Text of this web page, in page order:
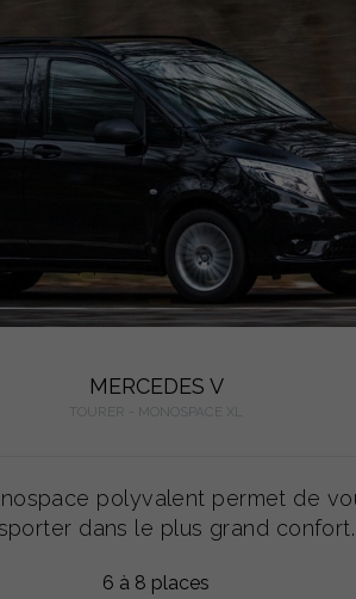
MERCEDES V
TOURER - MONOSPACE XL
polyvalent permet de
dans le plus grand confort.
6 à 8 places